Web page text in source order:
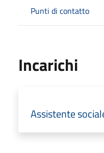
Punti di contatto
Incarichi
Assistente